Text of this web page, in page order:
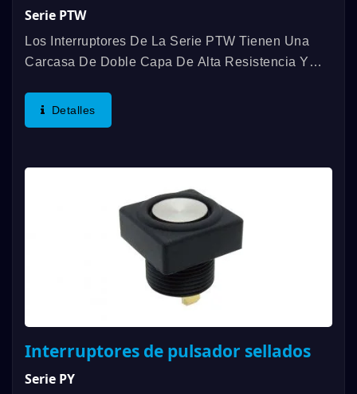
Serie PTW
Los Interruptores De La Serie PTW Tienen Una
Carcasa De Doble Capa De Alta Resistencia Y
Características De Sellado Incluyen Un Sello Del
Actuador En Forma...
Detalles
Interruptores de pulsador sellados
Serie PY